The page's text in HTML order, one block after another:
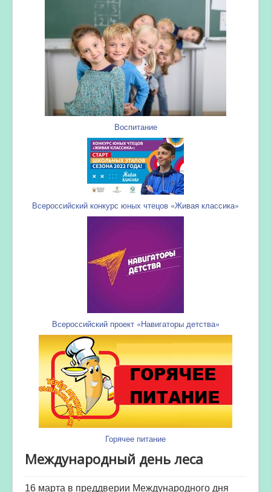
Воспитание
Всероссийский конкурс юных чтецов «Живая классика»
Всероссийский проект «Навигаторы детства»
Горячее питание
Международный день леса
16 марта в преддверии Международного дня